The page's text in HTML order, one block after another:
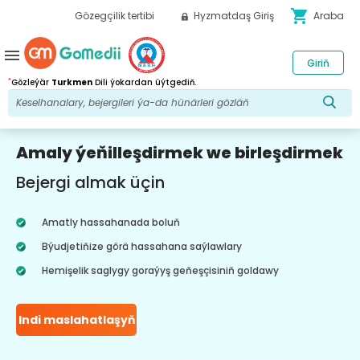
Gözegçilik tertibi Hyzmatdaş Giriş shopping_cart Araba
*Gözleýär Turkmen Dili ýokardan üýtgediň.
Giriň
menu
Amaly ýeňilleşdirmek we birleşdirmek
Bejergi almak üçin
Amatly hassahanada boluň
Býudjetiňize görä hassahana saýlawlary
Hemişelik saglygy goraýyş geňeşçisiniň goldawy
Indi maslahatlaşyň